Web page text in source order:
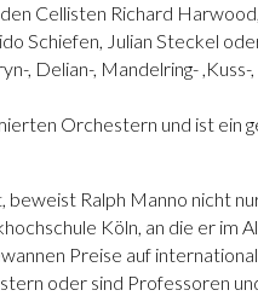
Cellisten Richard
Schiefen, Julian Steckel
, Delian-, Mandelring- ,Kuss-,
Orchestern und ist ein
beweist Ralph Manno nicht
Köln, an die er im
Preise auf
oder sind Professoren